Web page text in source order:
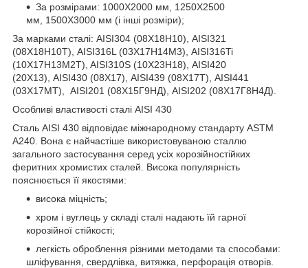
За розмірами: 1000Х2000 мм, 1250Х2500
мм, 1500Х3000 мм (і інші розміри);
За марками сталі: AISI304 (08Х18Н10), AISI321
(08Х18Н10Т), AISI316L (03Х17Н14М3), AISI316Ti
(10Х17Н13М2T), AISI310S (10Х23Н18), AISI420
(20Х13), AISI430 (08Х17), AISI439 (08Х17Т), AISI441
(03Х17МТ), AISI201 (08Х15Г9НД), AISI202 (08Х17Г8Н4Д).
Особливі властивості сталі AISI 430
Сталь AISI 430 відповідає міжнародному стандарту ASTM
A240. Вона є найчастіше використовуваною сталлю
загального застосування серед усіх корозійностійких
феритних хромистих сталей. Висока популярність
пояснюється її якостями:
висока міцність;
хром і вуглець у складі сталі надають їй гарної
корозійної стійкості;
легкість оброблення різними методами та способами:
шліфування, свердлівка, витяжка, перфорація отворів.